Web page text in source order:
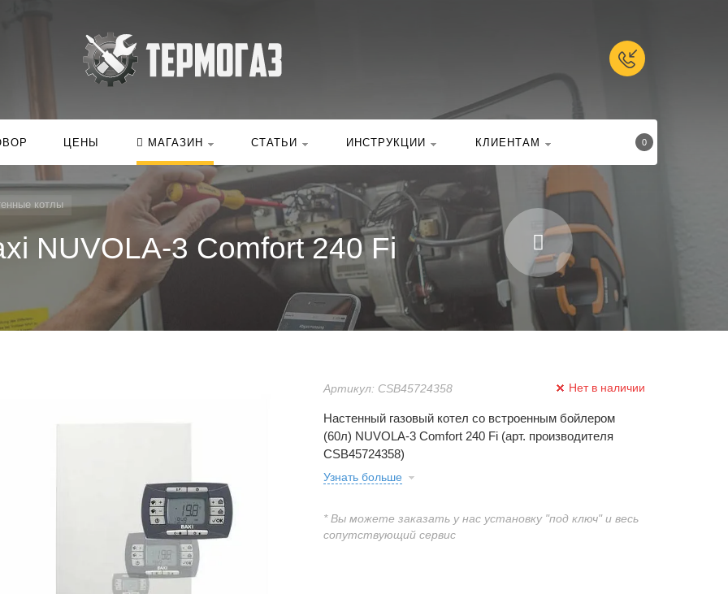
ЦЕНЫ МАГАЗИН СТАТЬИ ИНСТРУКЦИИ КЛИЕНТАМ 0
котлы
NUVOLA-3 Comfort 240 Fi
Артикул: CSB45724358 Нет в наличии
Настенный газовый котел со встроенным бойлером
(60л) NUVOLA-3 Comfort 240 Fi (арт. производителя
CSB45724358)
Узнать больше
* Вы можете заказать у нас установку "под ключ" и весь
сопутствующий сервис